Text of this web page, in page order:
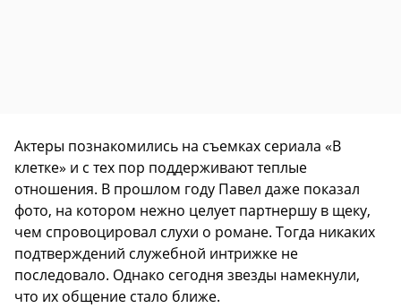
Актеры познакомились на съемках сериала «В
клетке» и с тех пор поддерживают теплые
отношения. В прошлом году Павел даже показал
фото, на котором нежно целует партнершу в щеку,
чем спровоцировал слухи о романе. Тогда никаких
подтверждений служебной интрижке не
последовало. Однако сегодня звезды намекнули,
что их общение стало ближе.